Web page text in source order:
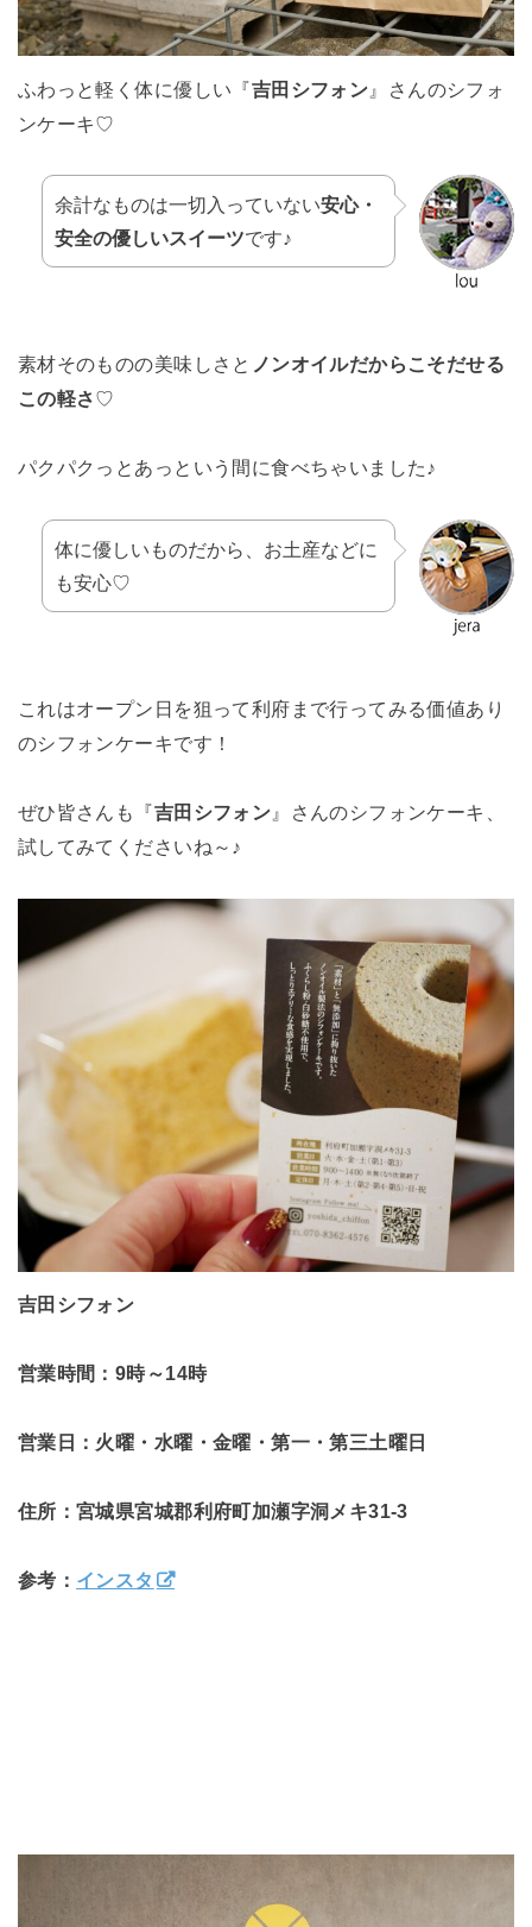
ふわっと軽く体に優しい『吉田シフォン 』さんのシフォ
ンケーキ♡
余計なものは一切入っていない安心・
安全の優しいスイーツです♪
素材そのものの美味しさと ノンオイルだからこそだせる
この軽さ♡
パクパクっとあっという間に食べちゃいました♪
体に優しいものだから、お土産などに
も安心♡
これはオープン日を狙って利府まで行ってみる価値あり
のシフォンケーキです！
ぜひ皆さんも『吉田シフォン 』さんのシフォンケーキ、
試してみてくださいね～♪
吉田シフォン
営業時間：9時～14時
営業日：火曜・水曜・金曜・第一・第三土曜日
住所：宮城県宮城郡利府町加瀬字洞メキ31-3
参考： インスタ